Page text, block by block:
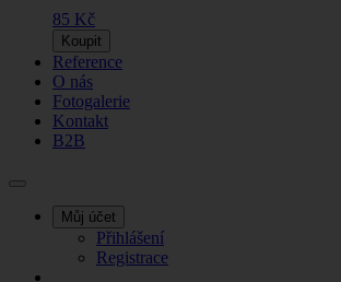
85 Kč
Koupit
Reference
O nás
Fotogalerie
Kontakt
B2B
Můj účet
Přihlášení
Registrace